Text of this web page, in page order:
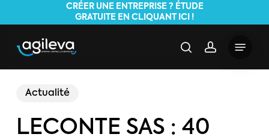
to
content
CRÉER UNE ENTREPRISE ? ÉTUDE
GRATUITE EN CLIQUANT ICI !
searchaccount
Actualité
LECONTE SAS : 40